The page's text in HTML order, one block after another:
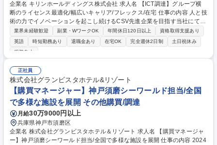
企業名 キリンホールディングス株式会社 求人名 【ICT調達】グループ横
断のライセンス最適化/幅広いキャリア/フレックス/在宅 仕事の内容 人と技
術の力でイノベーションを起こし続けるCSV先進企業を目指す当社にて、
グループ各社向けのICT調達のリードをお任せします。グローバル規模で
の価値創出と企業価値向上に貢献いただくことを期待します。 ■事業会社
のICT・デジタル活用戦略に基づく、国内外サプライヤーの探索・選定 ■
■AI・クラウド等の技術動向および事業戦略を踏まえたICT調達戦略の立
案・実行 ■グループ全体のICT調達における集約購買の推進および最適化 ■
サプライヤーとの中長期的な関係構築・維持 ※入社直後は実務を担い、
徐々に戦略立案などにも携わっていただきます。 募集職種 【ICT調達】グ
ループ横断のライセンス最適化/幅広いキャリア/フレックス/在宅
業界未経験歓迎 副業・WワークOK 年間休日120日以上
資格取得支援あり
英語
時短勤務あり 退職金あり 在宅OK 完全週休2日制
土日祝休み
服装自由
正社員
株式会社グランビスタホテル&リゾート
【購買マネージャー】神戸須磨シーワールド担当/全国
で多様な施設を展開 その他購買/調達
月給30万9000円以上
兵庫県神戸市須磨区
企業名 株式会社グランビスタホテル＆リゾート 求人名 【購買マネージャ
ー】神戸須磨シーワールド担当/全国で多様な施設を展開 仕事の内容 2024